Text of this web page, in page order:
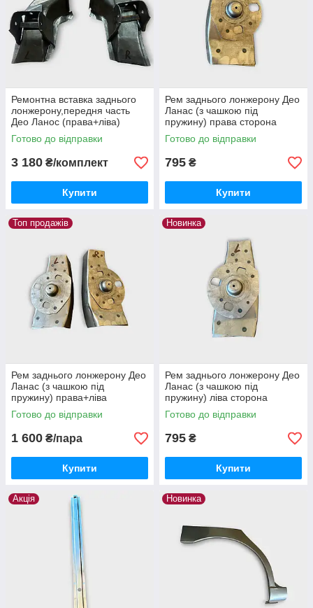
Ремонтна вставка заднього
лонжерону,передня часть
Део Ланос (права+ліва)
Готово до відправки
3 180 ₴/комплект
Купити
Рем заднього лонжерону Део
Ланас (з чашкою під
пружину) права сторона
Готово до відправки
795 ₴
Купити
Топ продажів
Рем заднього лонжерону Део
Ланас (з чашкою під
пружину) права+ліва
Готово до відправки
1 600 ₴/пара
Купити
Новинка
Рем заднього лонжерону Део
Ланас (з чашкою під
пружину) ліва сторона
Готово до відправки
795 ₴
Купити
Акція Новинка